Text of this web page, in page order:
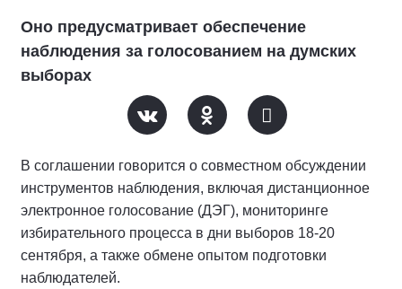
Оно предусматривает обеспечение
наблюдения за голосованием на думских
выборах
В соглашении говорится о совместном обсуждении
инструментов наблюдения, включая дистанционное
электронное голосование (ДЭГ), мониторинге
избирательного процесса в дни выборов 18-20
сентября, а также обмене опытом подготовки
наблюдателей.